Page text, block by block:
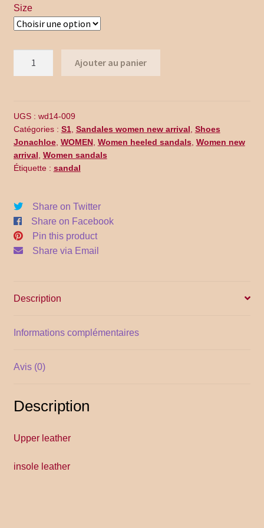
Promo Code
Shipping
Time Appointments Booking
Time Clock
Women
Women
Size
Ajouter au panier
UGS : wd14-009
Catégories : S1, Sandales women new arrival Shoes
Jonachloe, WOMEN, Women heeled sandals Women new
arrival Women sandals
Étiquette : sandal
Share on Twitter
Share on Facebook
Pin this product
Share via Email
Description
Informations complémentaires
Avis (0)
Description
Upper leather
insole leather